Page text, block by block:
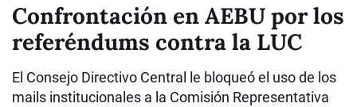
Confrontación en AEBU por los
referéndums contra la LUC
El Consejo Directivo Central le bloqueó el uso de los
mails institucionales a la Comisión Representativa